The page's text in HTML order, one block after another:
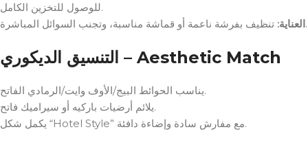
للوصول للتخزين الكامل.
العناية:تنظيف بفرشة ناعمة أو قماشة مناسبة، وتجنب السوائل المباشرة.
التنسيق الديكوري – Aesthetic Match
يناسب الحوائط البيج/الأوف وايت/الرمادي الفاتح.
يلائم أرضيات باركيه أو سيراميك فاتح.
يكمل شكل “Hotel Style” مع مفارش سادة وإضاءة دافئة.